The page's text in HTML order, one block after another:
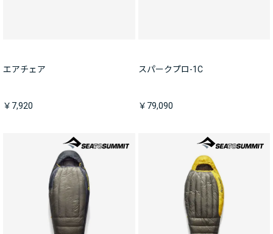
エアチェア
￥7,920
スパークプロ-1C
￥79,090